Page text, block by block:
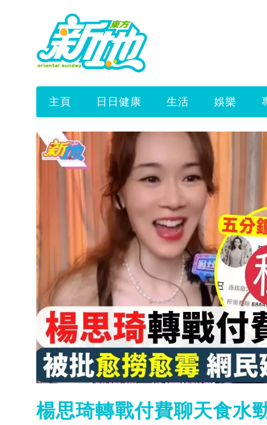
主頁 日日健康 生活 娛樂
楊思琦轉戰付費聊天食水